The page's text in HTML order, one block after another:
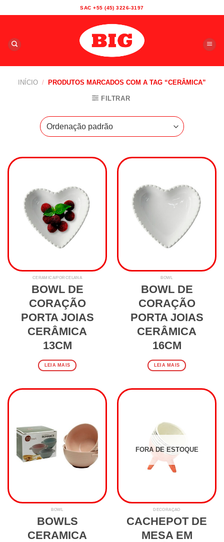
to
SAC +55 (45) 3226-3197
INÍCIO / PRODUTOS MARCADOS COM A TAG “CERÂMICA”
FILTRAR
CERAMICA/PORCELANA
BOWL DE
CORAÇÃO
PORTA JOIAS
CERÂMICA
13CM
LEIA MAIS
BOWL
BOWL DE
CORAÇÃO
PORTA JOIAS
CERÂMICA
16CM
LEIA MAIS
BOWL
BOWLS
CERAMICA
FORA DE ESTOQUE
DECORAÇÃO
CACHEPOT DE
MESA EM